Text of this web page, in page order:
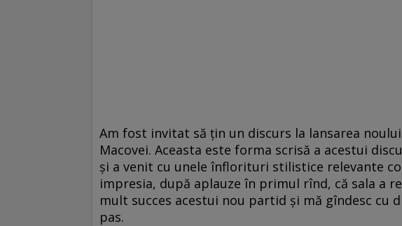
Am fost invitat să ţin un discurs la lansarea
Macovei. Aceasta este forma scrisă a acestui
şi a venit cu unele înflorituri stilistice relevante
impresia, după aplauze în primul rînd, că sala a
mult succes acestui nou partid şi mă gîndesc cu
pas.